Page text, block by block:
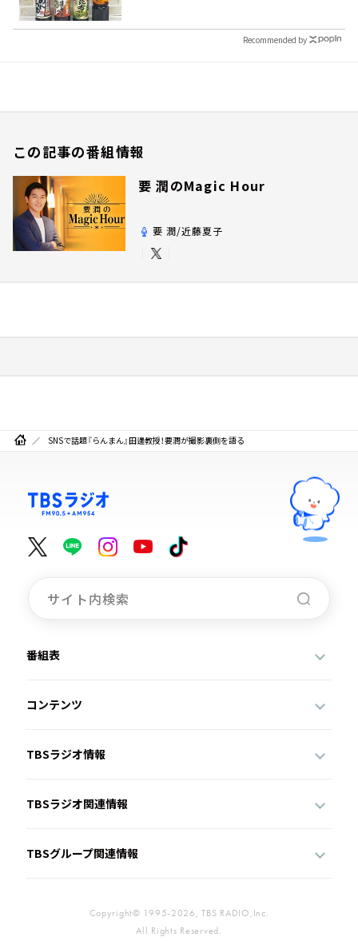
Recommended by
この記事の番組情報
要 潤のMagic Hour
要 潤/近藤夏子
SNSで話題『らんまん』田邊教授！要潤が撮影裏側を語る
番組表
コンテンツ
TBSラジオ情報
TBSラジオ関連情報
TBSグループ関連情報
Copyright© 1995-2026, TBS RADIO,Inc.
All Rights Reserved.